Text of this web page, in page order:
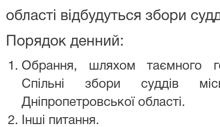
області відбудуться збори
Порядок денний:
Обрання, шляхом таємного
Спільні збори суддів
Дніпропетровської області.
Інші питання.